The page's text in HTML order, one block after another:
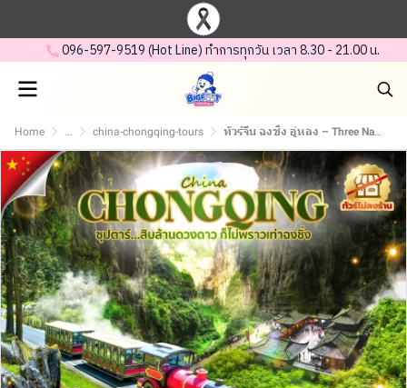
....... .096-597-95 19 (Hot Line) ทำการทุกวัน เวลา 8.30 - 21.00 น.
Home ... china-chongqing-tours ทัวร์จีน ฉงชิ่ง อู่หลง – Three Natural Bridges – Fairy Mountain – 5 วัน